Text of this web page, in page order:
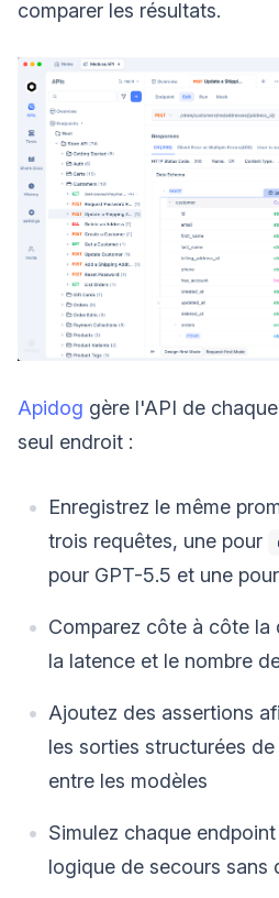
comparer les résultats.
Apidog gère l'API de
seul endroit :
Enregistrez le même
trois requêtes, une pour
pour GPT-5.5 et une
Comparez côte à côte la
la latence et le nombre
Ajoutez des assertions
les sorties structurées
entre les modèles
Simulez chaque
logique de secours sans